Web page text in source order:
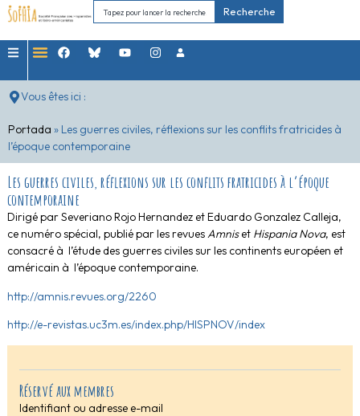
Recherche
Vous êtes ici :
Portada » Les guerres civiles, réflexions sur les conflits fratricides à
l’époque contemporaine
Réservé aux membres
Identifiant ou adresse e-mail
Les guerres civiles, réflexions sur les conflits fratricides à l’époque
contemporaine
Dirigé par Severiano Rojo Hernandez et Eduardo Gonzalez Calleja,
ce numéro spécial, publié par les revuesAmniset Hispania Nova, est
consacré à l’étude des guerres civiles sur les continents européen et
américain à l’époque contemporaine.
http://amnis.revues.org/2260
http://e-revistas.uc3m.es/index.php/HISPNOV/index